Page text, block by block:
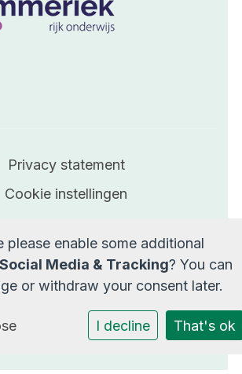
Privacy statement
Cookie instellingen
please enable some additional
Social Media & Tracking? You can
or withdraw your consent later.
I decline That's ok